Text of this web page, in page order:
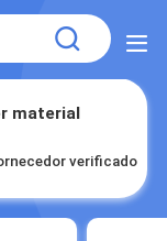
material
verificado